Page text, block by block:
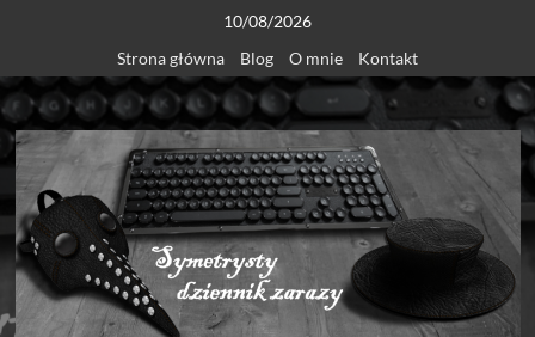
content
10/08/2026
Strona główna
Blog O mnie Kontakt